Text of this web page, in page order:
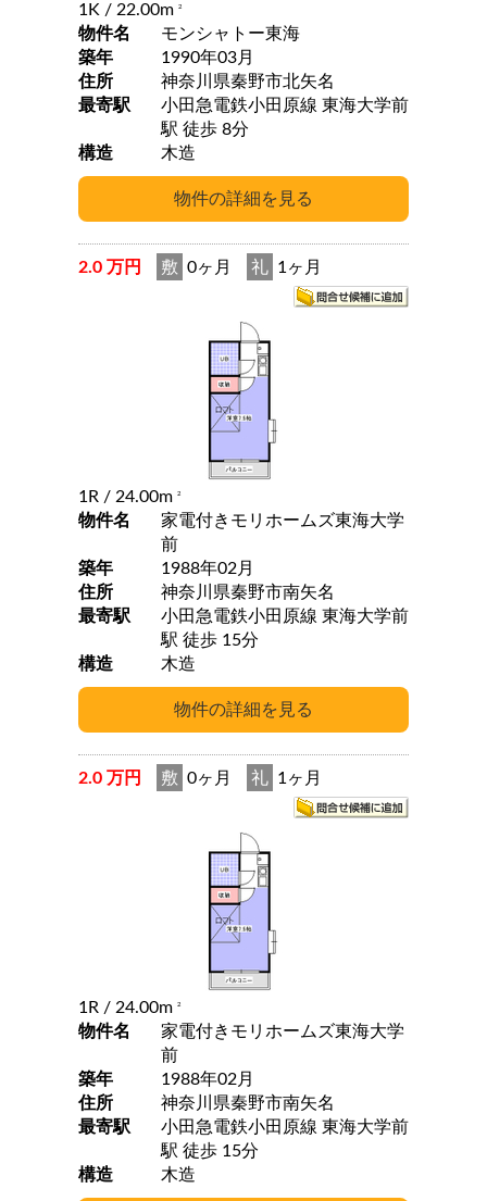
1K / 22.00m 2
物件名
モンシャトー東海
築年
1990年03月
住所
神奈川県秦野市北矢名
最寄駅
小田急電鉄小田原線 東海大学前
駅 徒歩 8分
構造
木造
2.0 万円 敷 0ヶ月 礼 1ヶ月
1R / 24.00m 2
物件名
家電付きモリホームズ東海大学
前
築年
1988年02月
住所
神奈川県秦野市南矢名
最寄駅
小田急電鉄小田原線 東海大学前
駅 徒歩 15分
構造
木造
2.0 万円 敷 0ヶ月 礼 1ヶ月
1R / 24.00m 2
物件名
家電付きモリホームズ東海大学
前
築年
1988年02月
住所
神奈川県秦野市南矢名
最寄駅
小田急電鉄小田原線 東海大学前
駅 徒歩 15分
構造
木造